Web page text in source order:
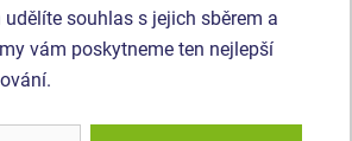
Lanová dráha áčková s
nástupištěm -
celokovová
udělíte souhlas s jejich sběrem a
vám poskytneme ten nejlepší